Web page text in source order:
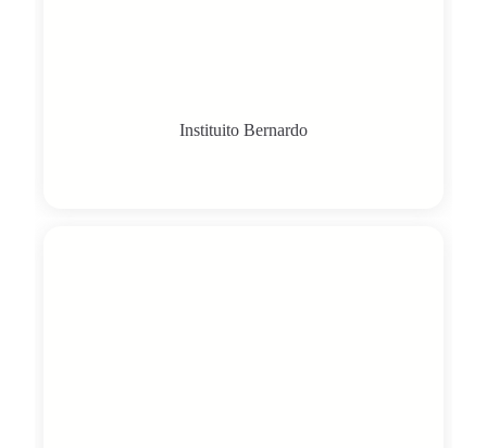
Instituito Bernardo